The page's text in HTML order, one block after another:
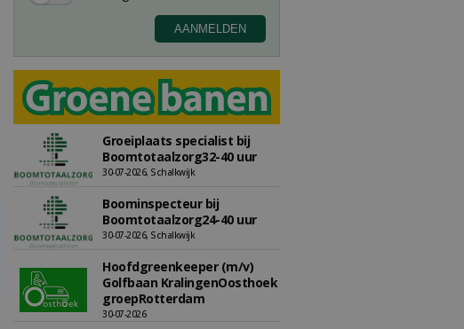
Groeiplaats specialist bij
Boomtotaalzorg32-40 uur
30-07-2026, Schalkwijk
Boominspecteur bij
Boomtotaalzorg24-40 uur
30-07-2026, Schalkwijk
Hoofdgreenkeeper (m/v)
Golfbaan KralingenOosthoek
groepRotterdam
30-07-2026